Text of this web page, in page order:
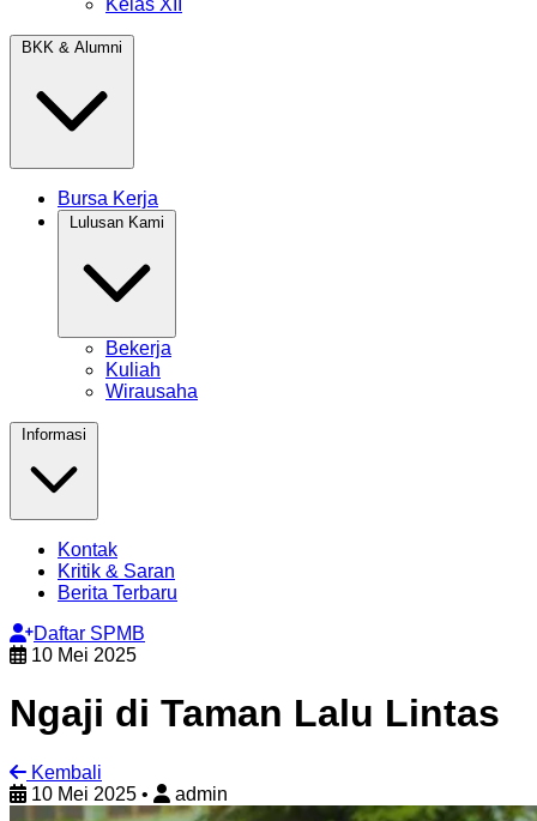
Kelas XII
Bursa Kerja
Bekerja
Kuliah
Wirausaha
Kontak
Kritik & Saran
Berita Terbaru
Daftar SPMB
10 Mei 2025
Ngaji di Taman Lalu Lintas
Kembali
10 Mei 2025 • admin